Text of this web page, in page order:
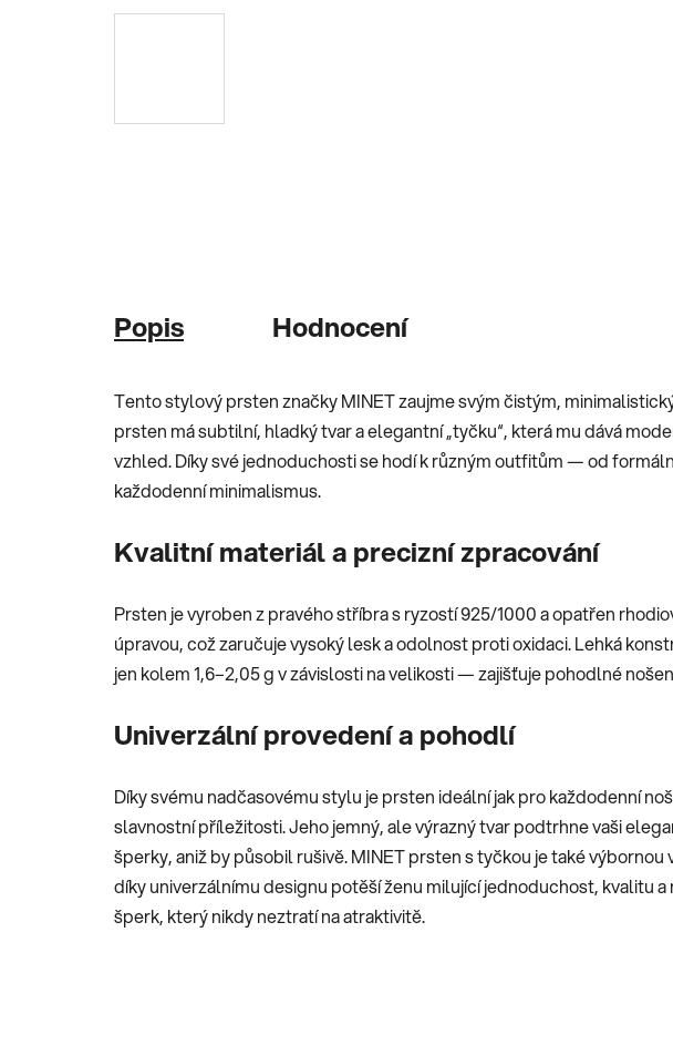
Popis Hodnocení
Tento stylový prsten značky MINET zaujme svým čistým,
prsten má subtilní, hladký tvar a elegantní „tyčku“, která mu dává
vzhled. Díky své jednoduchosti se hodí k různým outfitům — od
každodenní minimalismus.
Kvalitní materiál a precizní zpracování
Prsten je vyroben z pravého stříbra s ryzostí 925/1000 a opatřen
úpravou, což zaručuje vysoký lesk a odolnost proti oxidaci. Lehká
jen kolem 1,6–2,05 g v závislosti na velikosti — zajišťuje pohodlné
Univerzální provedení a pohodlí
Díky svému nadčasovému stylu je prsten ideální jak pro každodenní
slavnostní příležitosti. Jeho jemný, ale výrazný tvar podtrhne vaši
šperky, aniž by působil rušivě. MINET prsten s tyčkou je také
díky univerzálnímu designu potěší ženu milující jednoduchost, kvalitu
šperk, který nikdy neztratí na atraktivitě.